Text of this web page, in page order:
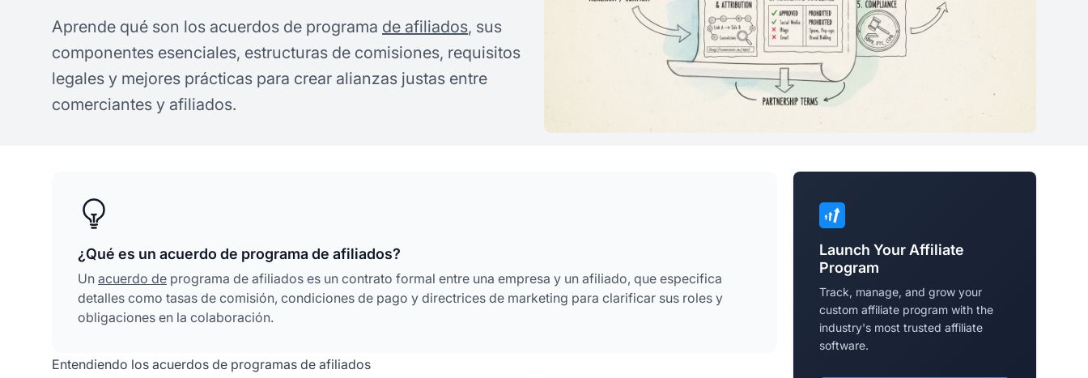
Aprende qué son los acuerdos de programa de afiliados, sus
componentes esenciales, estructuras de comisiones, requisitos
legales y mejores prácticas para crear alianzas justas entre
comerciantes y afiliados.
¿Qué es un acuerdo de programa de afiliados?
Un acuerdo de programa de afiliados es un contrato formal entre una empresa y un afiliado, que especifica
detalles como tasas de comisión, condiciones de pago y directrices de marketing para clarificar sus roles y
obligaciones en la colaboración.
Entendiendo los acuerdos de programas de afiliados
Launch Your Affiliate
Program
Track, manage, and grow your
custom affiliate program with the
industry's most trusted affiliate
software.